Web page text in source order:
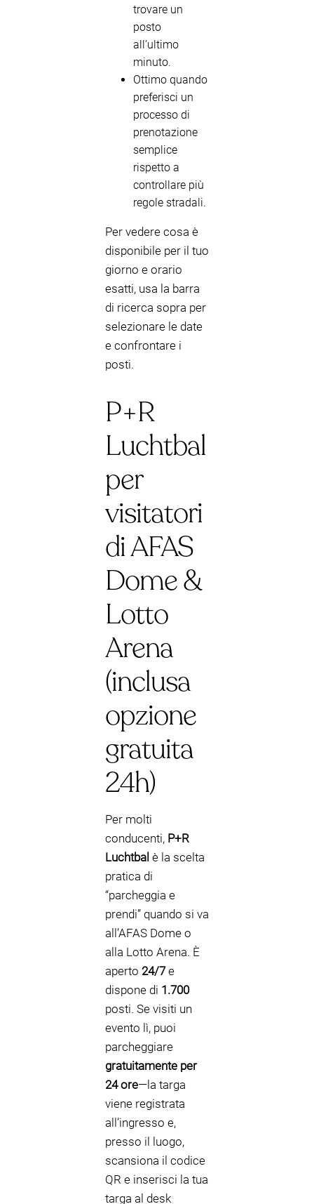
trovare un
posto
all’ultimo
minuto.
Ottimo quando
preferisci un
processo di
prenotazione
semplice
rispetto a
controllare più
regole stradali.
Per vedere cosa è
disponibile per il tuo
giorno e orario
esatti, usa la barra
di ricerca sopra per
selezionare le date
e confrontare i
posti.
P+R
Luchtbal
per
visitatori
di AFAS
Dome &
Lotto
Arena
(inclusa
opzione
gratuita
24h)
Per molti
conducenti, P+R
Luchtbal è la scelta
pratica di
“parcheggia e
prendi” quando si va
all’AFAS Dome o
alla Lotto Arena. È
aperto 24/7e
dispone di 1.700
posti. Se visiti un
evento lì, puoi
parcheggiare
gratuitamente per
24 ore—la targa
viene registrata
all’ingresso e,
presso il luogo,
scansiona il codice
QR e inserisci la tua
targa al desk